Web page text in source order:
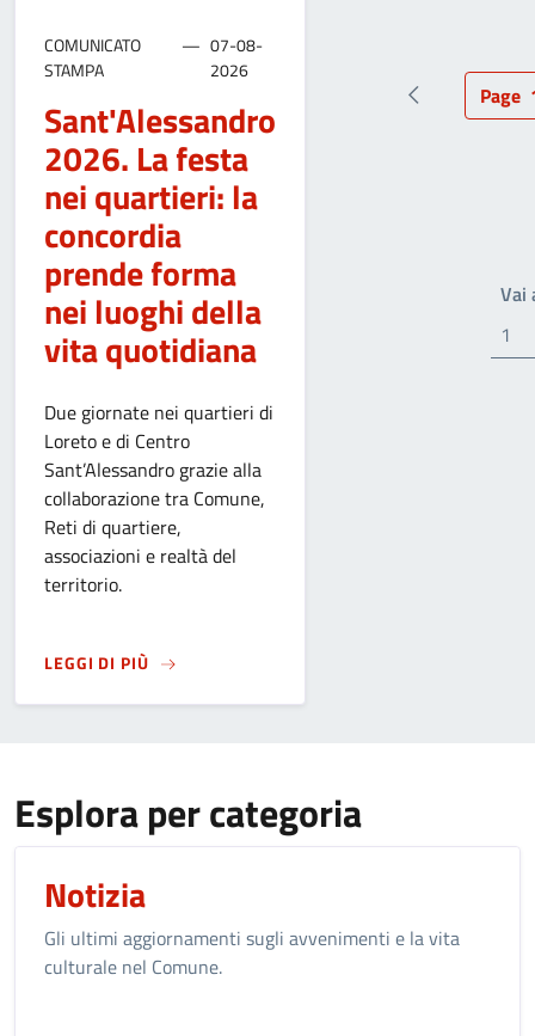
COMUNICATO
STAMPA
07-08-
2026
Sant'Alessandro
2026. La festa
nei quartieri: la
concordia
prende forma
nei luoghi della
vita quotidiana
Due giornate nei quartieri di
Loreto e di Centro
Sant’Alessandro grazie alla
collaborazione tra Comune,
Reti di quartiere,
associazioni e realtà del
territorio.
LEGGI DI PIÙSUSANT'ALESSANDRO 2026. LA FESTA NEI
Pagina Page
Vai
Esplora per categoria
Notizia
Gli ultimi aggiornamenti sugli avvenimenti e la vita
culturale nel Comune.